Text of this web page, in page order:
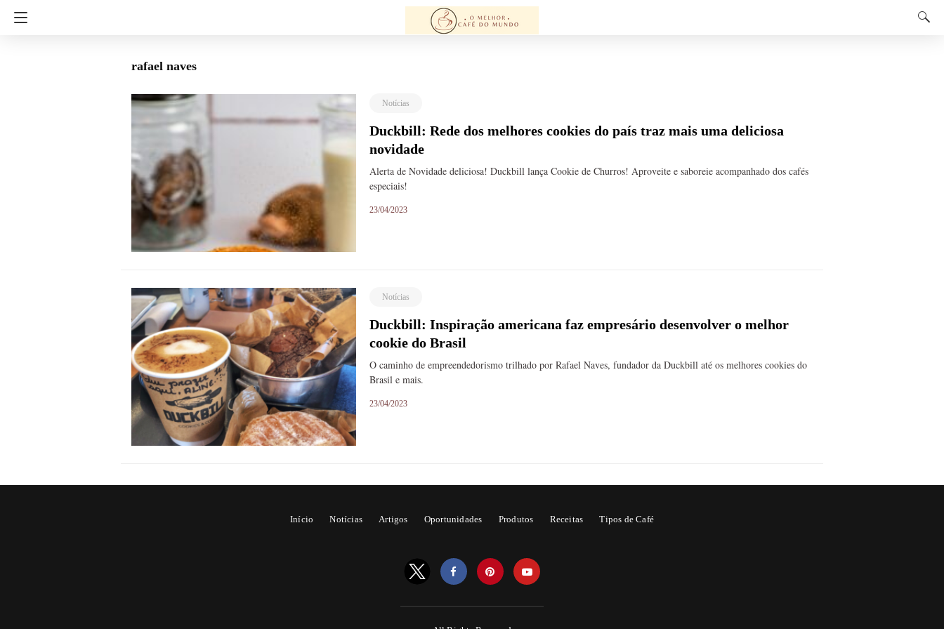
rafael naves
Notícias
Duckbill: Rede dos melhores cookies do país traz mais uma deliciosa
novidade
Alerta de Novidade deliciosa! Duckbill lança Cookie de Churros! Aproveite e saboreie acompanhado dos cafés
especiais!
23/04/2023
Notícias
Duckbill: Inspiração americana faz empresário desenvolver o melhor
cookie do Brasil
O caminho de empreendedorismo trilhado por Rafael Naves, fundador da Duckbill até os melhores cookies do
Brasil e mais.
23/04/2023
Início Notícias Artigos Oportunidades Produtos Receitas Tipos de Café